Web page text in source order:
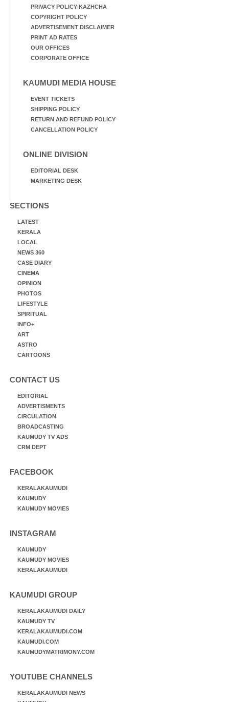
PRIVACY POLICY-KAZHCHA
COPYRIGHT POLICY
ADVERTISEMENT DISCLAIMER
PRINT AD RATES
OUR OFFICES
CORPORATE OFFICE
KAUMUDI MEDIA HOUSE
EVENT TICKETS
SHIPPING POLICY
RETURN AND REFUND POLICY
CANCELLATION POLICY
ONLINE DIVISION
EDITORIAL DESK
MARKETING DESK
SECTIONS
LATEST
KERALA
LOCAL
NEWS 360
CASE DIARY
CINEMA
OPINION
PHOTOS
LIFESTYLE
SPIRITUAL
INFO+
ART
ASTRO
CARTOONS
CONTACT US
EDITORIAL
ADVERTISMENTS
CIRCULATION
BROADCASTING
KAUMUDY TV ADS
CRM DEPT
FACEBOOK
KERALAKAUMUDI
KAUMUDY
KAUMUDY MOVIES
INSTAGRAM
KAUMUDY
KAUMUDY MOVIES
KERALAKAUMUDI
KAUMUDI GROUP
KERALAKAUMUDI DAILY
KAUMUDY TV
KERALAKAUMUDI.COM
KAUMUDI.COM
KAUMUDYMATRIMONY.COM
YOUTUBE CHANNELS
KERALAKAUMUDI NEWS